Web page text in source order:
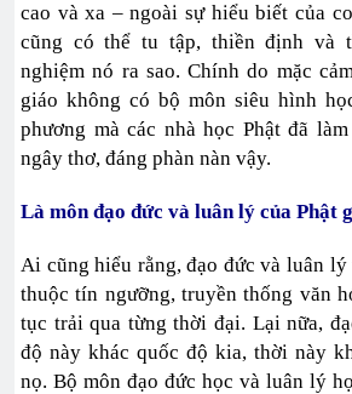
cao và xa – ngoài sự hiểu biết của
cũng có thể tu tập, thiền định và
nghiệm nó ra sao. Chính do mặc
giáo không có bộ môn siêu hình
phương mà các nhà học Phật đã
ngây thơ, đáng phàn nàn vậy.
Là môn đạo đức và luân lý của Phật
Ai cũng hiểu rằng, đạo đức và luân
thuộc tín ngưỡng, truyền thống văn
tục trải qua từng thời đại. Lại nữa,
độ này khác quốc độ kia, thời này
nọ. Bộ môn đạo đức học và luân lý